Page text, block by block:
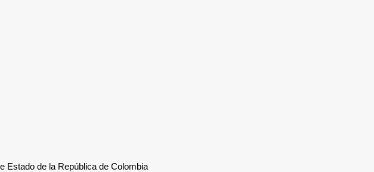
de la República de Colombia